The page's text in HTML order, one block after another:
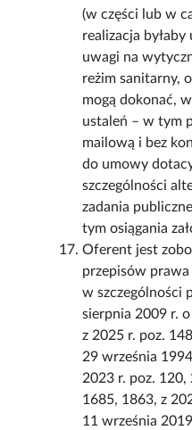
(w części lub w
realizacja
uwagi na
reżim sanitarny,
mogą dokonać,
ustaleń – w tym
mailową i bez
do umowy
szczególności
zadania
tym osiągania
Oferent jest
przepisów
w szczególności
sierpnia 2009 r.
z 2025 r. poz.
29 września
2023 r. poz. 120,
1685, 1863, z
11 września